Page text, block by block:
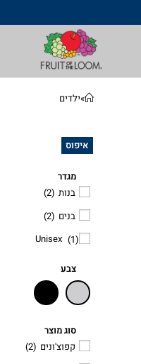
»ילדים
איפוס
מגדר
בנות (2)
בנים (2)
Unisex (1)
צבע
סוג מוצר
קפוצ'ונים (2)